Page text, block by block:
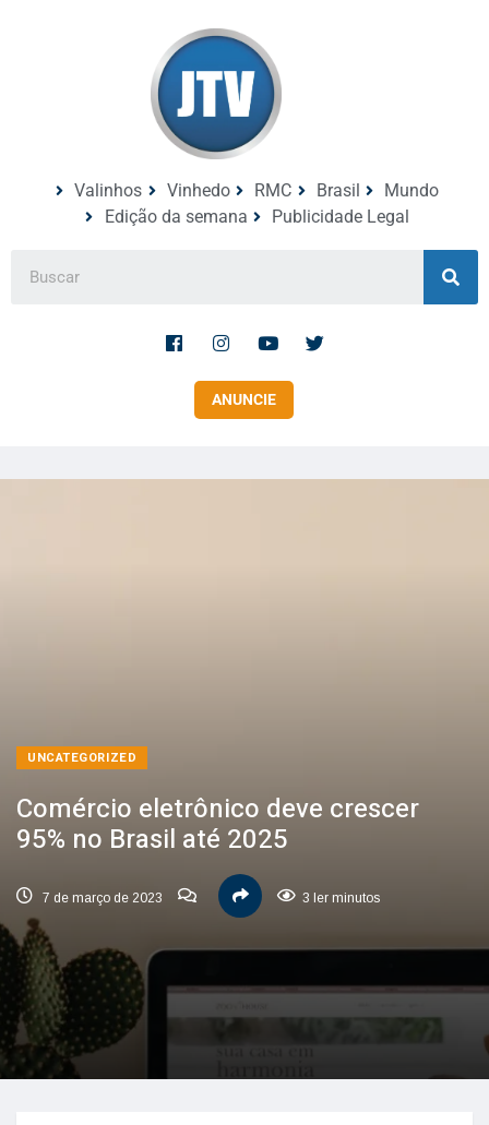
Valinhos Vinhedo RMC Brasil
Mundo
Edição da semana
Publicidade Legal
ANUNCIE
UNCATEGORIZED
Comércio eletrônico deve crescer
95% no Brasil até 2025
7 de março de 2023 3 ler minutos